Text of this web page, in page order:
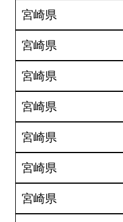
宮崎県
宮崎県
宮崎県
宮崎県
宮崎県
宮崎県
宮崎県